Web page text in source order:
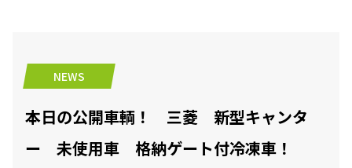
NEWS
本日の公開車輌！ 三菱 新型キャンタ
ー 未使用車 格納ゲート付冷凍車！